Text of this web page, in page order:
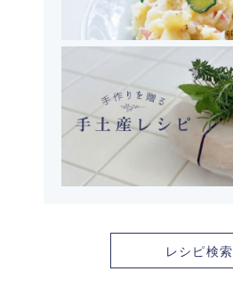
レシピ検索